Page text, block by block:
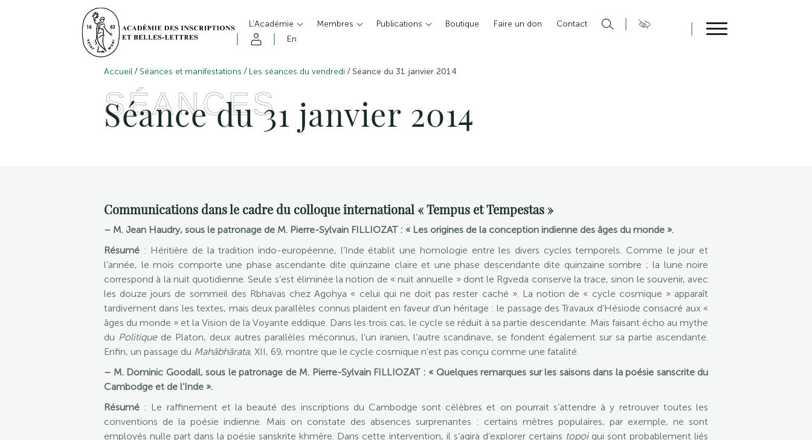
L’Académie Membres Publications Boutique Faire un don
Contact
En
Accueil / Séances et manifestations / Les séances du vendredi /Séance du 31 janvier 2014
SÉANCES
Séance du 31 janvier 2014
Communications dans le cadre du colloque international « Tempus et Tempestas »
– M. Jean Haudry, sous le patronage de M. Pierre-Sylvain FILLIOZAT : « Les origines de la conception indienne des âges du monde ».
Résumé : Héritière de la tradition indo-européenne, l’Inde établit une homologie entre les divers cycles temporels. Comme le jour et
l’année, le mois comporte une phase ascendante dite quinzaine claire et une phase descendante dite quinzaine sombre ; la lune noire
correspond à la nuit quotidienne. Seule s’est éliminée la notion de « nuit annuelle » dont le Rgveda conserve la trace, sinon le souvenir, avec
les douze jours de sommeil des Rbhavas chez Agohya « celui qui ne doit pas rester caché ». La notion de « cycle cosmique » apparaît
tardivement dans les textes, mais deux parallèles connus plaident en faveur d’un héritage : le passage des Travaux d’Hésiode consacré aux «
âges du monde » et la Vision de la Voyante eddique. Dans les trois cas, le cycle se réduit à sa partie descendante. Mais faisant écho au mythe
du Politiquede Platon, deux autres parallèles méconnus, l’un iranien, l’autre scandinave, se fondent également sur sa partie ascendante.
Enfin, un passage du Mahābhārata, XII, 69, montre que le cycle cosmique n’est pas conçu comme une fatalité.
– M. Dominic Goodall, sous le patronage de M. Pierre-Sylvain FILLIOZAT : « Quelques remarques sur les saisons dans la poésie sanscrite du
Cambodge et de l’Inde ».
Résumé : Le raffinement et la beauté des inscriptions du Cambodge sont célèbres et on pourrait s’attendre à y retrouver toutes les
conventions de la poésie indienne. Mais on constate des absences surprenantes : certains mètres populaires, par exemple, ne sont
employés nulle part dans la poésie sanskrite khmère. Dans cette intervention, il s’agira d’explorer certains topoiqui sont probablement liés